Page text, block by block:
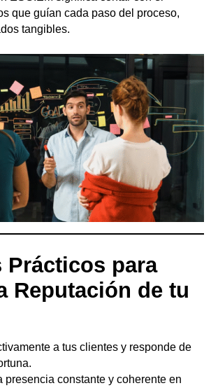
que guían cada paso del proceso,
tangibles.
Prácticos para
Reputación de tu
a tus clientes y responde de
presencia constante y coherente en